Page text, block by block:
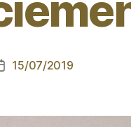
15/07/2019